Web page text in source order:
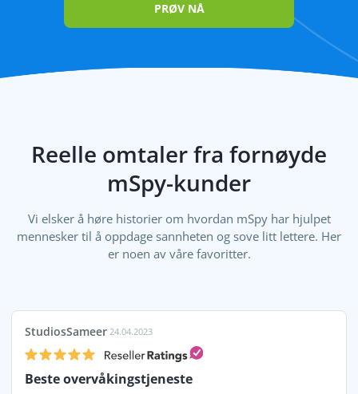
PRØV NÅ
Reelle omtaler fra fornøyde
mSpy-kunder
Vi elsker å høre historier om hvordan mSpy har hjulpet
mennesker til å oppdage sannheten og sove litt lettere. Her
er noen av våre favoritter.
StudiosSameer 24.04.2023
Beste overvåkingstjeneste